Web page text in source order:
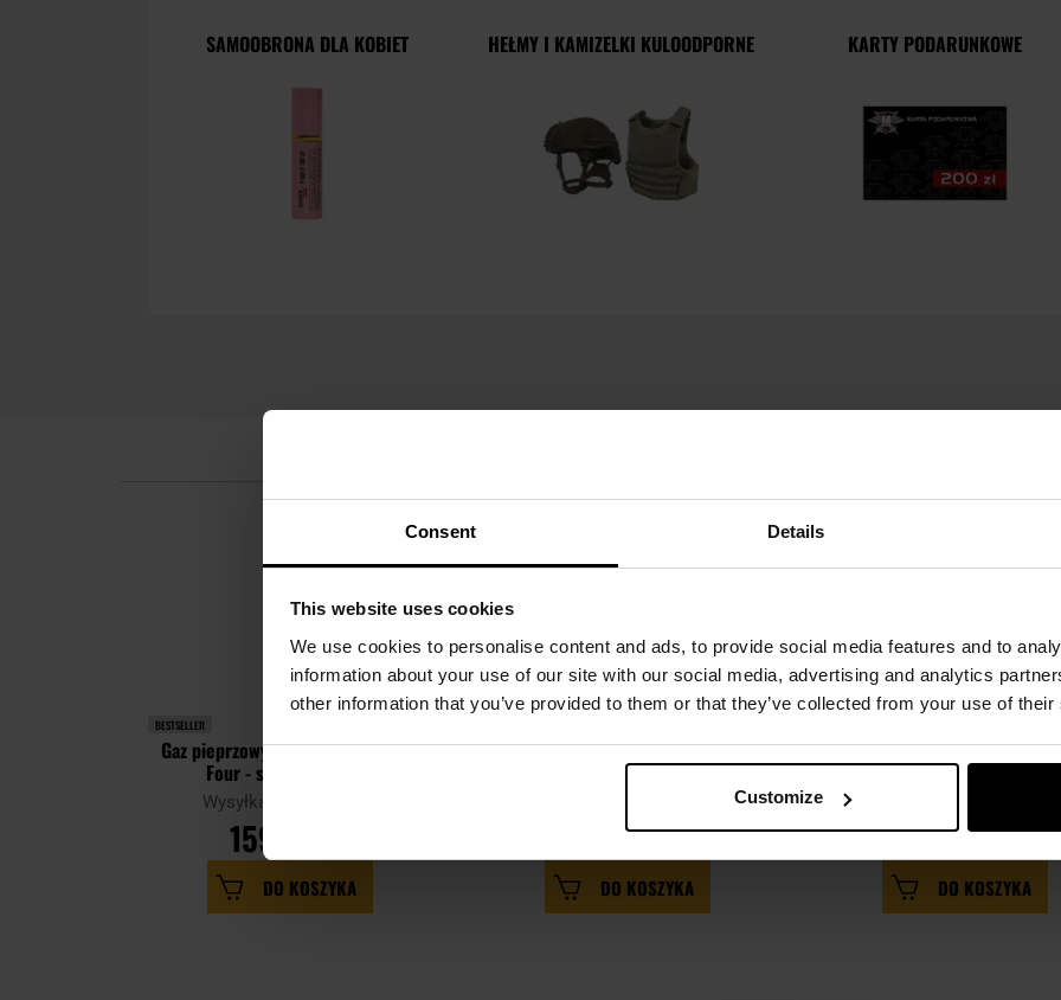
Consent Details
This website uses cookies
We use cookies to personalise content and ads, to provide social media features and to
information about your use of our site with our social media, advertising and analytics
other information that you’ve provided to them or that they’ve collected from your use of
Customize
SAMOOBRONA DLA KOBIET HEŁMY I KAMIZELKI KULOODPORNE KARTY PODARUNKOWE
BESTSELLER
Gaz pieprzowy Fox Labs One Point
Four - strumień 85 ml
Wysyłka: Natychmiast
159,99 zł
DO KOSZYKA
LETNIA WYPRZEDAŻ
Pistolet CO2 RAM Crosman
Stronghold P7
299,00 zł
DO KOSZYKA
PROMOCJA
Paralizator Sabre Tactical
latarką LED 120 lumenów
169,95
249,00 zł
DO KOSZYKA